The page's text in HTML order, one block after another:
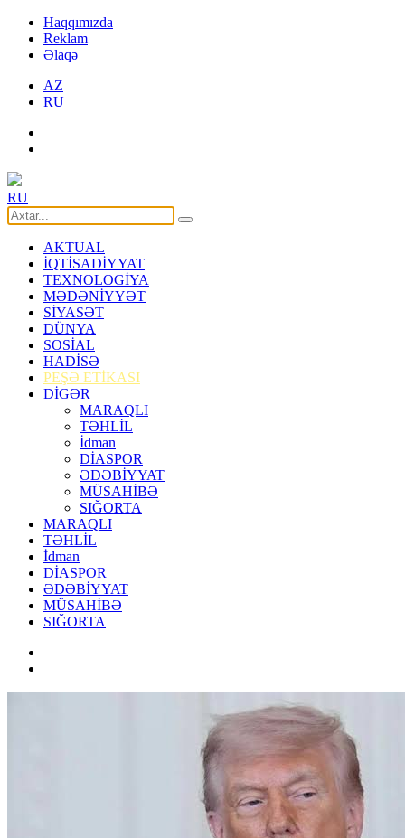
Haqqımızda
Reklam
Əlaqə
AZ
RU
RU
AKTUAL
İQTİSADİYYAT
TEXNOLOGİYA
MƏDƏNİYYƏT
SİYASƏT
DÜNYA
SOSİAL
HADİSƏ
PEŞƏ ETİKASI
DİGƏR
MARAQLI
TƏHLİL
İdman
DİASPOR
ƏDƏBİYYAT
MÜSAHİBƏ
SIĞORTA
MARAQLI
TƏHLİL
İdman
DİASPOR
ƏDƏBİYYAT
MÜSAHİBƏ
SIĞORTA